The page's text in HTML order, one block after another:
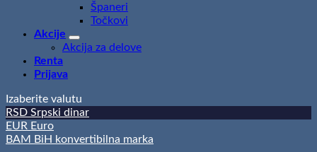
Španeri
Točkovi
Akcije
Akcija za delove
Renta
Prijava
Izaberite valutu
RSD Srpski dinar
EUR Euro
BAM
BiH konvertibilna marka